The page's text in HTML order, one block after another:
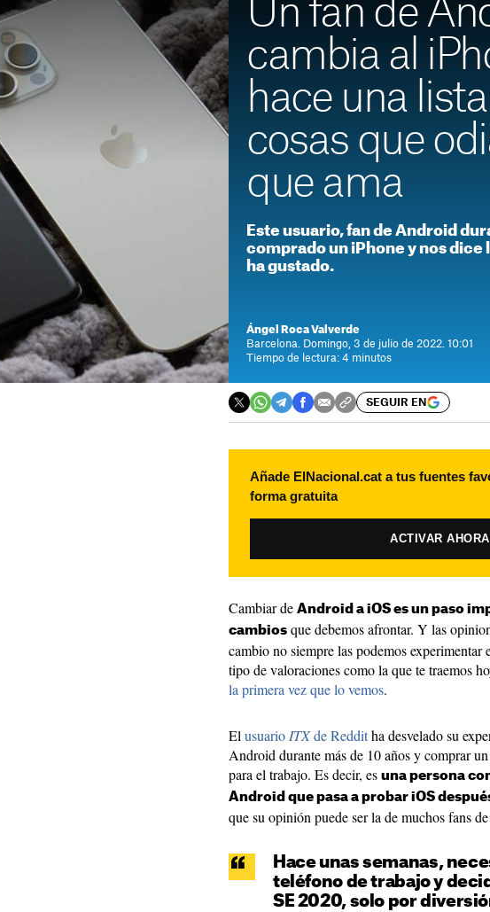
Un fan de
cambia al
hace una
cosas que
que ama
Este usuario, fan de Android
comprado un iPhone y nos dice
ha gustado.
Ángel Roca Valverde
Barcelona. Domingo, 3 de julio de 2022. 10:01
Tiempo de lectura: 4 minutos
SEGUIR EN
Añade ElNacional.cat a tus fuentes
forma gratuita
ACTIVAR
Cambiar de Android a iOS es un paso
cambios que debemos afrontar. Y las
cambio no siempre las podemos experimentar
tipo de valoraciones como la que te traemos
la primera vez que lo vemos.
El usuario ITXde Redditha desvelado su
Android durante más de 10 años y comprar
para el trabajo. Es decir, es una persona
Android que pasa a probar iOS
que su opinión puede ser la de muchos fans
Hace unas semanas,
teléfono de trabajo y
SE 2020, solo por